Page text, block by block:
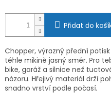
Přidat do
Chopper, výrazný přední
téhle mikině jasný směr. Pro
bike, garáž a silnice než
názoru. Hřejivý materiál drží
snadno vrství podle počasí.